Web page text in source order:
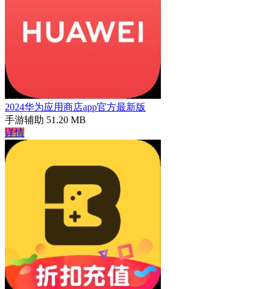
2024华为应用商店app官方最新版
手游辅助 51.20 MB
详情